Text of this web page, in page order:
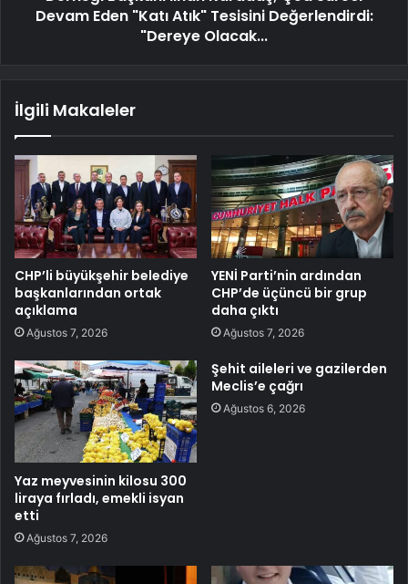
Devam Eden "Katı Atık" Tesisini Değerlendirdi:
"Dereye Olacak...
İlgili Makaleler
CHP’li büyükşehir belediye
başkanlarından ortak
açıklama
Ağustos 7, 2026
YENİ Parti’nin ardından
CHP’de üçüncü bir grup
daha çıktı
Ağustos 7, 2026
Yaz meyvesinin kilosu 300
liraya fırladı, emekli isyan
etti
Ağustos 7, 2026
Şehit aileleri ve gazilerden
Meclis’e çağrı
Ağustos 6, 2026